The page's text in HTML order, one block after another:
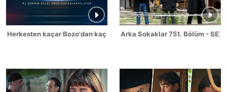
Herkesten kaçar Bozo'dan kaçmaz!Arka Sokaklar 751. Bölüm -